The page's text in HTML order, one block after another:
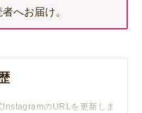
へお届け。
InstagramのURLを更新しま